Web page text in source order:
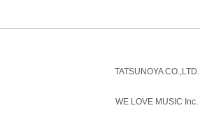
TATSUNOYA CO.,LTD.
WE LOVE MUSIC Inc.